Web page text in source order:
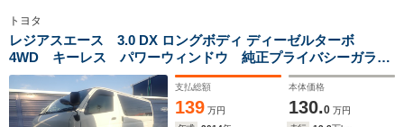
トヨタ
レジアスエース 3.0 DX ロングボディ ディーゼルターボ
4WD キーレス パワーウィンドウ 純正プライバシーガラ
ス 両側スライドドア 純正FMAMラジオ 中古15インチスタ
ッドレスタイヤホイール4本付支払総額
139 万円
本体価格
130.0 万円